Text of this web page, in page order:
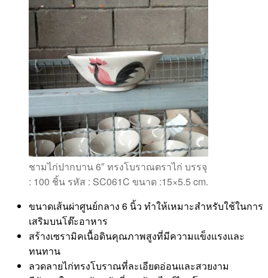
ชามไก่ปากบาน 6″ ทรงโบราณตราไก่ บรรจุ
: 100 ชิ้น รหัส : SC061C ขนาด :15×5.5 cm.
ขนาดเส้นผ่าศูนย์กลาง 6 นิ้ว ทำให้เหมาะสำหรับใช้ในการ
เสริมบนโต๊ะอาหาร
สร้างเซรามิคเนื้อดินคุณภาพสูงที่มีความแข็งแรงและ
ทนทาน
ลวดลายไก่ทรงโบราณที่ละเอียดอ่อนและสวยงาม